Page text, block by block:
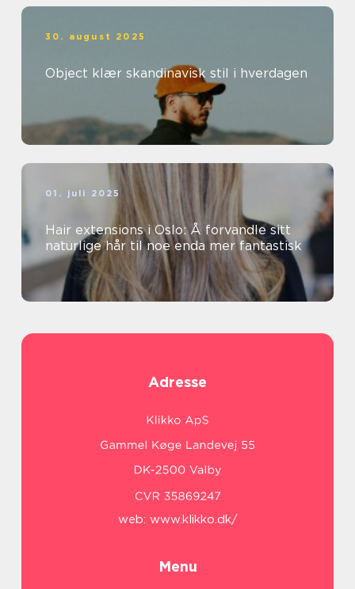
30. august 2025
Object klær skandinavisk stil i hverdagen
01. juli 2025
Hair extensions i Oslo: Å forvandle sitt
naturlige hår til noe enda mer fantastisk
Adresse
web: www.klikko.dk/
Menu